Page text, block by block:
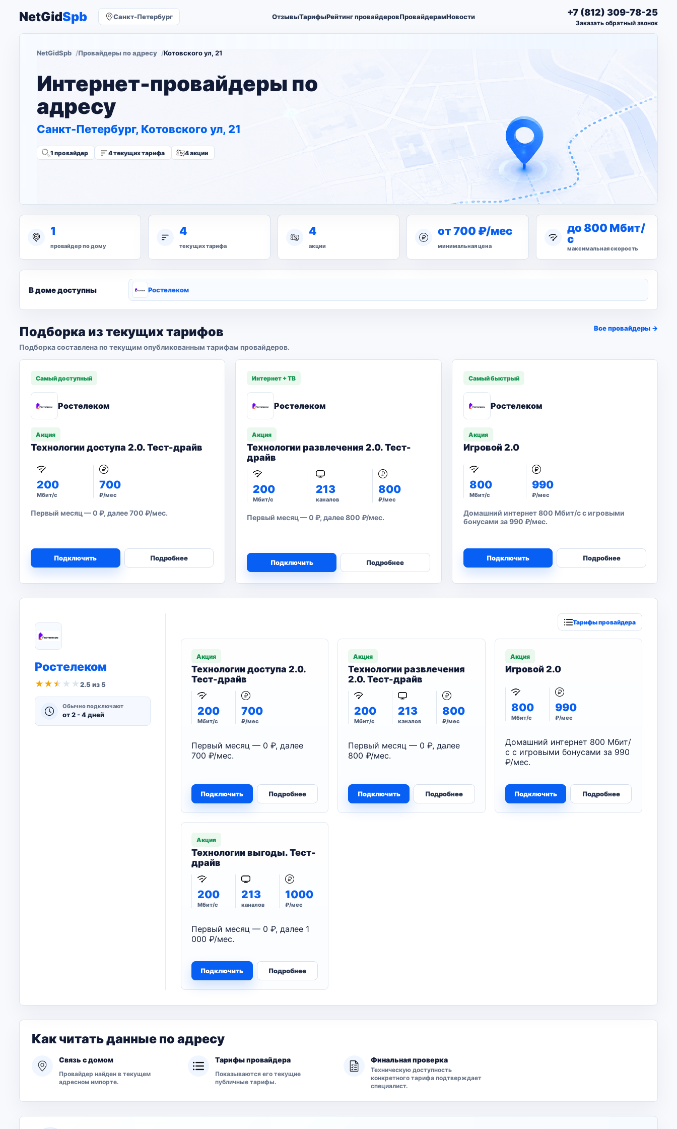
NetGidSpb Санкт-Петербург ОтзывыТарифыРейтинг провайдеровПровайдерамНовости +7 (812) 309-78-25
Заказать обратный звонок
NetGidSpb Провайдеры по адресу Котовского ул, 21
Интернет-провайдеры по
адресу
Санкт-Петербург, Котовского ул, 21
1 провайдер 4 текущих тарифа 4 акции
1
провайдер по дому
4
текущих тарифа
4
акции
от 700 ₽/мес
минимальная цена
до 800 Мбит/
с
максимальная скорость
В доме доступны Ростелеком
Подборка из текущих тарифов
Подборка составлена по текущим опубликованным тарифам провайдеров.
Все провайдеры →
Самый доступный
Ростелеком
Акция
Технологии доступа 2.0. Тест-драйв
200
Мбит/с
700
₽/мес
Первый месяц — 0 ₽, далее 700 ₽/мес.
Подключить Подробнее
Интернет + ТВ
Ростелеком
Акция
Технологии развлечения 2.0. Тест-
драйв
200
Мбит/с
213
каналов
800
₽/мес
Первый месяц — 0 ₽, далее 800 ₽/мес.
Подключить Подробнее
Самый быстрый
Ростелеком
Акция
Игровой 2.0
800
Мбит/с
990
₽/мес
Домашний интернет 800 Мбит/с с игровыми
бонусами за 990 ₽/мес.
Подключить Подробнее
Ростелеком
★ ★ ★ ★ ★2.5 из 5
Обычно подключают
от 2 - 4 дней
Тарифы провайдера
Акция
Технологии доступа 2.0.
Тест-драйв
200
Мбит/с
700
₽/мес
Первый месяц — 0 ₽, далее
700 ₽/мес.
Подключить Подробнее
Акция
Технологии развлечения
2.0. Тест-драйв
200
Мбит/с
213
каналов
800
₽/мес
Первый месяц — 0 ₽, далее
800 ₽/мес.
Подключить Подробнее
Акция
Игровой 2.0
800
Мбит/с
990
₽/мес
Домашний интернет 800 Мбит/
с с игровыми бонусами за 990
₽/мес.
Подключить Подробнее
Акция
Технологии выгоды. Тест-
драйв
200
Мбит/с
213
каналов
1000
₽/мес
Первый месяц — 0 ₽, далее 1
000 ₽/мес.
Подключить Подробнее
Как читать данные по адресу
Связь с домом
Провайдер найден в текущем
адресном импорте.
Тарифы провайдера
Показываются его текущие
публичные тарифы.
Финальная проверка
Техническую доступность
конкретного тарифа подтверждает
специалист.